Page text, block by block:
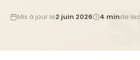
Mis à jour le2 juin 2026 4 minde